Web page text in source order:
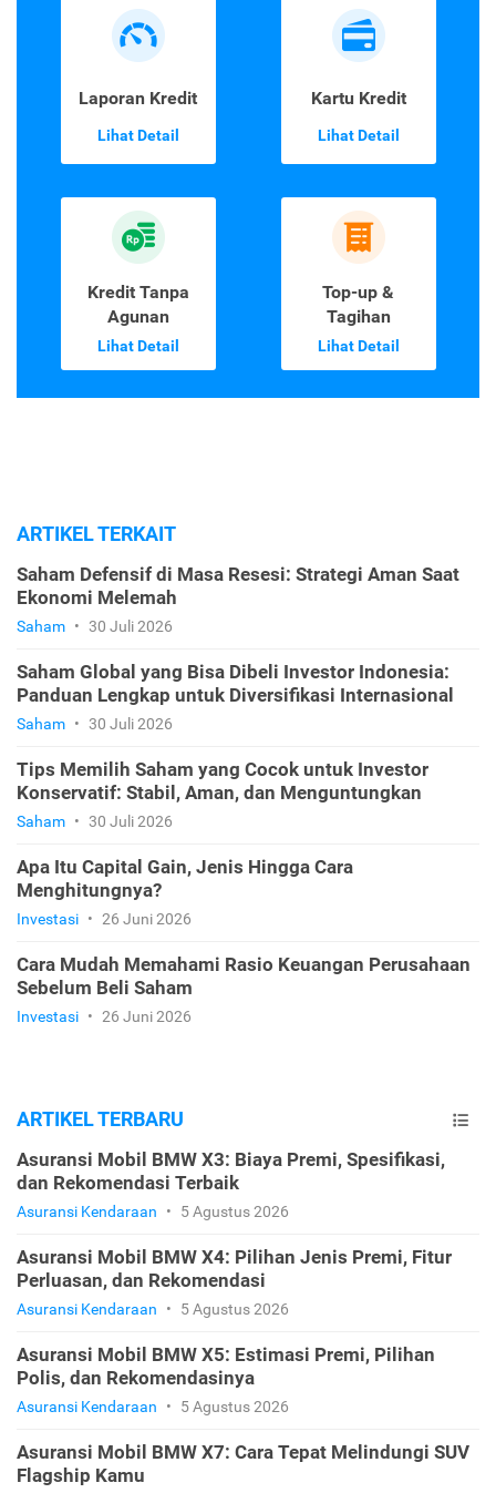
Laporan Kredit
Lihat Detail
Kartu Kredit
Lihat Detail
Kredit Tanpa
Agunan
Lihat Detail
Top-up &
Tagihan
Lihat Detail
ARTIKEL TERKAIT
Saham Defensif di Masa Resesi: Strategi Aman Saat
Ekonomi Melemah
Saham • 30 Juli 2026
Saham Global yang Bisa Dibeli Investor Indonesia:
Panduan Lengkap untuk Diversifikasi Internasional
Saham • 30 Juli 2026
Tips Memilih Saham yang Cocok untuk Investor
Konservatif: Stabil, Aman, dan Menguntungkan
Saham • 30 Juli 2026
Apa Itu Capital Gain, Jenis Hingga Cara
Menghitungnya?
Investasi • 26 Juni 2026
Cara Mudah Memahami Rasio Keuangan Perusahaan
Sebelum Beli Saham
Investasi • 26 Juni 2026
ARTIKEL TERBARU
Asuransi Mobil BMW X3: Biaya Premi, Spesifikasi,
dan Rekomendasi Terbaik
Asuransi Kendaraan • 5 Agustus 2026
Asuransi Mobil BMW X4: Pilihan Jenis Premi, Fitur
Perluasan, dan Rekomendasi
Asuransi Kendaraan • 5 Agustus 2026
Asuransi Mobil BMW X5: Estimasi Premi, Pilihan
Polis, dan Rekomendasinya
Asuransi Kendaraan • 5 Agustus 2026
Asuransi Mobil BMW X7: Cara Tepat Melindungi SUV
Flagship Kamu